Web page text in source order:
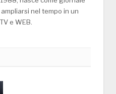
nel tempo in un
e WEB.